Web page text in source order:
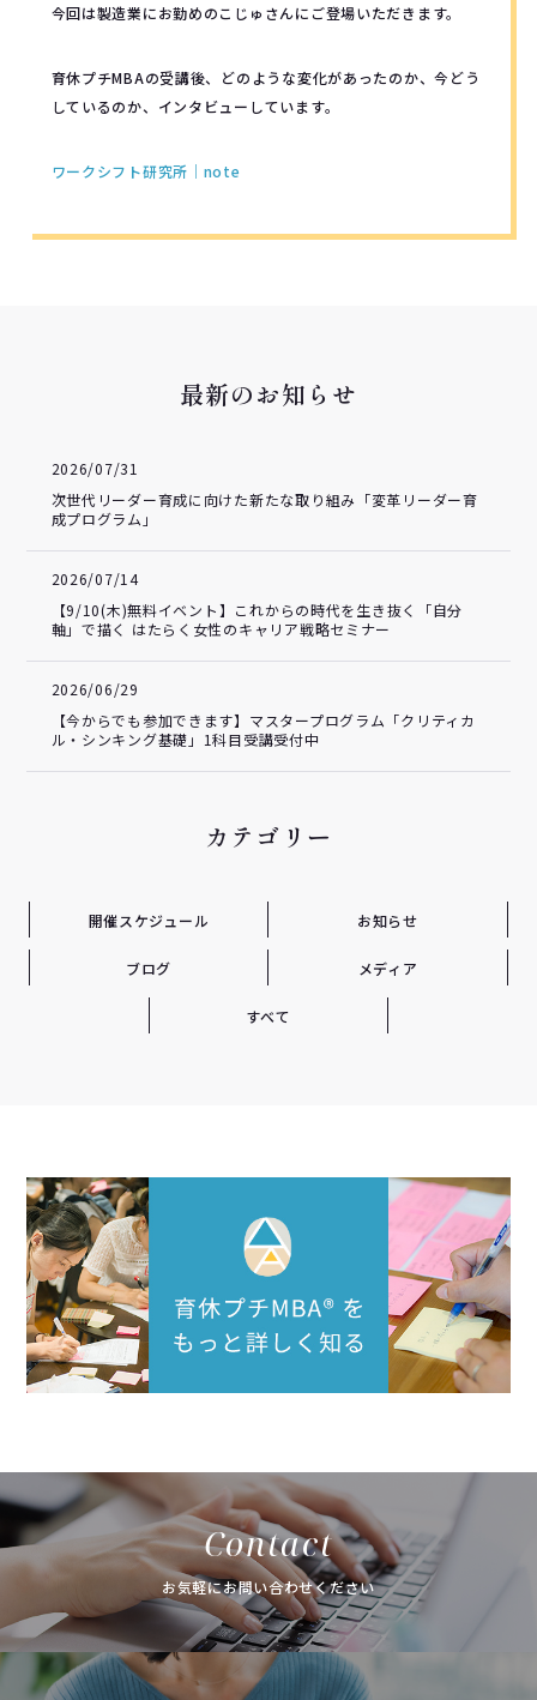
今回は製造業にお勤めのこじゅさんにご登場いただきます。
育休プチMBAの受講後、どのような変化があったのか、今どう
しているのか、インタビューしています。
ワークシフト研究所｜note
最新のお知らせ
2026/07/31
次世代リーダー育成に向けた新たな取り組み「変革リーダー育
成プログラム」
2026/07/14
【9/10(木)無料イベント】これからの時代を生き抜く「自分
軸」で描く はたらく女性のキャリア戦略セミナー
2026/06/29
【今からでも参加できます】マスタープログラム「クリティカ
ル・シンキング基礎」1科目受講受付中
カテゴリー
開催スケジュール お知らせ
ブログ メディア
すべて
Contact
お気軽にお問い合わせください